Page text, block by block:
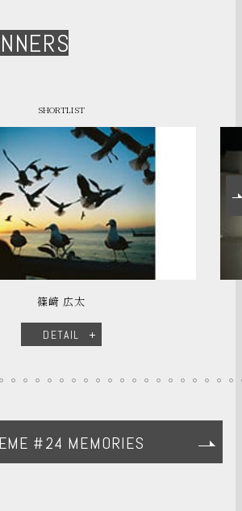
SHORTLIST
篠﨑 広太
DETAIL
#24 MEMORIES